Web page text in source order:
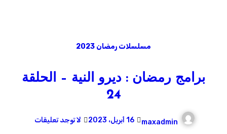
مسلسلات رمضان 2023
برامج رمضان : ديرو النية – الحلقة
24
maxadmin 16 أبريل، 2023 لا توجد تعليقات